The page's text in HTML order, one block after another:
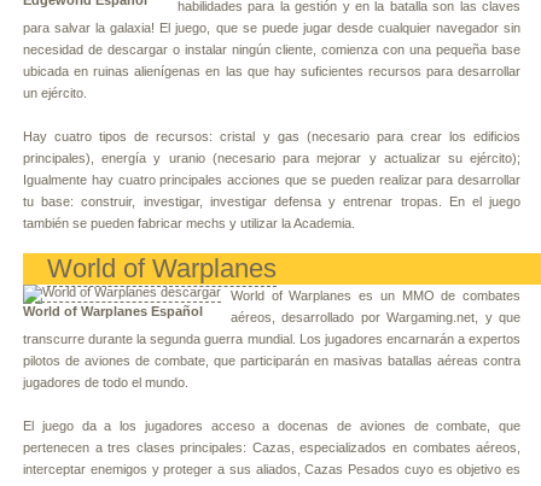
habilidades para la gestión y en la batalla son las claves
para salvar la galaxia! El juego, que se puede jugar desde cualquier navegador sin
necesidad de descargar o instalar ningún cliente, comienza con una pequeña base
ubicada en ruinas alienígenas en las que hay suficientes recursos para desarrollar
un ejército.
Hay cuatro tipos de recursos: cristal y gas (necesario para crear los edificios
principales), energía y uranio (necesario para mejorar y actualizar su ejército);
Igualmente hay cuatro principales acciones que se pueden realizar para desarrollar
tu base: construir, investigar, investigar defensa y entrenar tropas. En el juego
también se pueden fabricar mechs y utilizar la Academia.
World of Warplanes
World of Warplanes Español
World of Warplanes es un MMO de combates
aéreos, desarrollado por Wargaming.net, y que
transcurre durante la segunda guerra mundial. Los jugadores encarnarán a expertos
pilotos de aviones de combate, que participarán en masivas batallas aéreas contra
jugadores de todo el mundo.
El juego da a los jugadores acceso a docenas de aviones de combate, que
pertenecen a tres clases principales: Cazas, especializados en combates aéreos,
interceptar enemigos y proteger a sus aliados, Cazas Pesados cuyo es objetivo es